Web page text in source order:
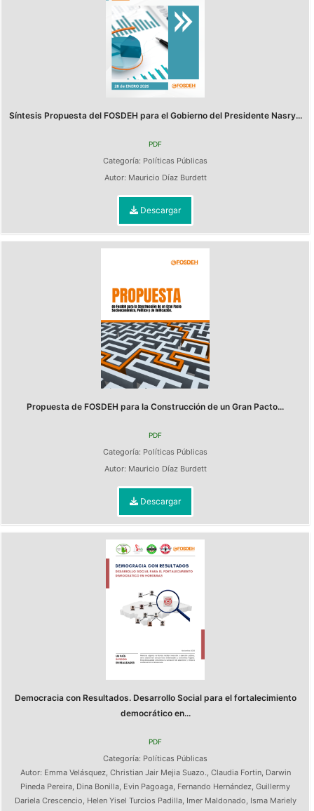
Síntesis Propuesta del FOSDEH para el Gobierno del Presidente Nasry...
PDF
Categoría: Políticas Públicas
Autor: Mauricio Díaz Burdett
Descargar
Propuesta de FOSDEH para la Construcción de un Gran Pacto...
PDF
Categoría: Políticas Públicas
Autor: Mauricio Díaz Burdett
Descargar
Democracia con Resultados. Desarrollo Social para el fortalecimiento
democrático en...
PDF
Categoría: Políticas Públicas
Autor: Emma Velásquez, Christian Jair Mejia Suazo., Claudia Fortin, Darwin
Pineda Pereira, Dina Bonilla, Evin Pagoaga, Fernando Hernández, Guillermy
Dariela Crescencio, Helen Yisel Turcios Padilla, Imer Maldonado, Isma Mariely